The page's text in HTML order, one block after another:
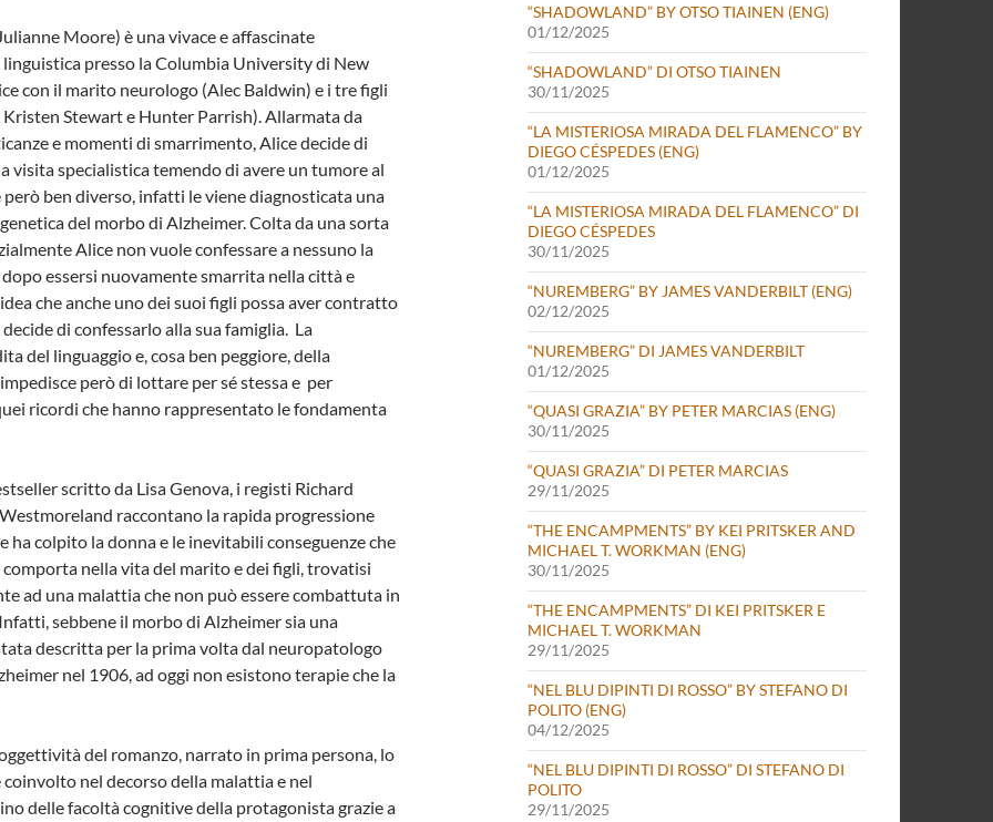
Moore) è una vivace e affascinate
linguistica presso la Columbia University di New
con il marito neurologo (Alec Baldwin) e i tre figli
Stewart e Hunter Parrish). Allarmata da
e momenti di smarrimento, Alice decide di
visita specialistica temendo di avere un tumore al
però ben diverso, infatti le viene diagnosticata una
del morbo di Alzheimer. Colta da una sorta
Alice non vuole confessare a nessuno la
essersi nuovamente smarrita nella città e
che anche uno dei suoi figli possa aver contratto
di confessarlo alla sua famiglia. La
del linguaggio e, cosa ben peggiore, della
però di lottare per sé stessa e per
ricordi che hanno rappresentato le fondamenta
scritto da Lisa Genova, i registi Richard
raccontano la rapida progressione
ha colpito la donna e le inevitabili conseguenze che
nella vita del marito e dei figli, trovatisi
ad una malattia che non può essere combattuta in
sebbene il morbo di Alzheimer sia una
descritta per la prima volta dal neuropatologo
nel 1906, ad oggi non esistono terapie che la
del romanzo, narrato in prima persona, lo
nel decorso della malattia e nel
delle facoltà cognitive della protagonista grazie a
“SHADOWLAND” BY OTSO TIAINEN (ENG)
01/12/2025
“SHADOWLAND” DI OTSO TIAINEN
30/11/2025
“LA MISTERIOSA MIRADA DEL FLAMENCO” BY
DIEGO CÉSPEDES (ENG)
01/12/2025
“LA MISTERIOSA MIRADA DEL FLAMENCO” DI
DIEGO CÉSPEDES
30/11/2025
“NUREMBERG” BY JAMES VANDERBILT (ENG)
02/12/2025
“NUREMBERG” DI JAMES VANDERBILT
01/12/2025
“QUASI GRAZIA” BY PETER MARCIAS (ENG)
30/11/2025
“QUASI GRAZIA” DI PETER MARCIAS
29/11/2025
“THE ENCAMPMENTS” BY KEI PRITSKER AND
MICHAEL T. WORKMAN (ENG)
30/11/2025
“THE ENCAMPMENTS” DI KEI PRITSKER E
MICHAEL T. WORKMAN
29/11/2025
“NEL BLU DIPINTI DI ROSSO” BY STEFANO DI
POLITO (ENG)
04/12/2025
“NEL BLU DIPINTI DI ROSSO” DI STEFANO DI
POLITO
29/11/2025